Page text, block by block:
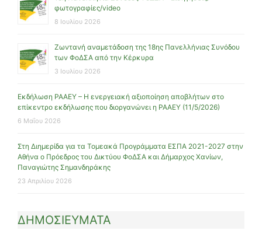
φωτογραφίες/video
8 Ιουλίου 2026
Ζωντανή αναμετάδοση της 18ης Πανελλήνιας Συνόδου
των ΦοΔΣΑ από την Κέρκυρα
3 Ιουλίου 2026
Εκδήλωση ΡΑΑΕΥ – Η ενεργειακή αξιοποίηση αποβλήτων στο
επίκεντρο εκδήλωσης που διοργανώνει η ΡΑΑΕΥ (11/5/2026)
6 Μαΐου 2026
Στη Διημερίδα για τα Τομεακά Προγράμματα ΕΣΠΑ 2021-2027 στην
Αθήνα ο Πρόεδρος του Δικτύου ΦοΔΣΑ και Δήμαρχος Χανίων,
Παναγιώτης Σημανδηράκης
23 Απριλίου 2026
ΔΗΜΟΣΙΕΥΜΑΤΑ